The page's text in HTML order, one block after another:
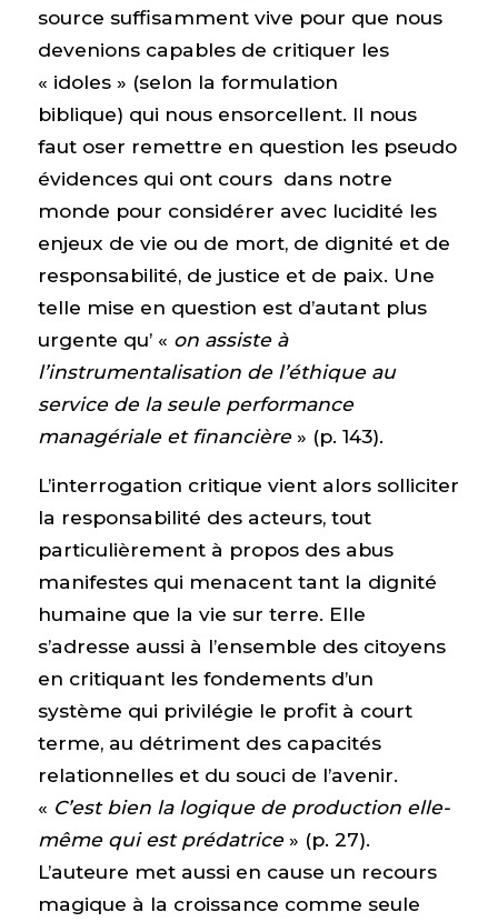
source suffisamment vive pour que nous
devenions capables de critiquer les
« idoles » (selon la formulation
biblique) qui nous ensorcellent. Il nous
faut oser remettre en question les pseudo
évidences qui ont cours dans notre
monde pour considérer avec lucidité les
enjeux de vie ou de mort, de dignité et de
responsabilité, de justice et de paix. Une
telle mise en question est d’autant plus
urgente qu’ « on assiste à
l’instrumentalisation de l’éthique au
service de la seule performance
managériale et financière» (p. 143).
L’interrogation critique vient alors solliciter
la responsabilité des acteurs, tout
particulièrement à propos des abus
manifestes qui menacent tant la dignité
humaine que la vie sur terre. Elle
s’adresse aussi à l’ensemble des citoyens
en critiquant les fondements d’un
système qui privilégie le profit à court
terme, au détriment des capacités
relationnelles et du souci de l’avenir.
« C’est bien la logique de production elle-
même qui est prédatrice» (p. 27).
L’auteure met aussi en cause un recours
magique à la croissance comme seule